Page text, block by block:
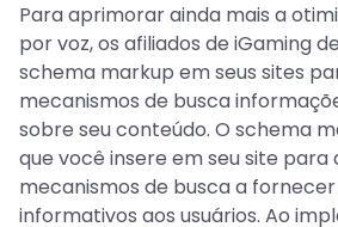
Para aprimorar ainda mais a
por voz, os afiliados de iGaming
schema markup em seus sites
mecanismos de busca
sobre seu conteúdo. O schema
que você insere em seu site para
mecanismos de busca a
informativos aos usuários. Ao